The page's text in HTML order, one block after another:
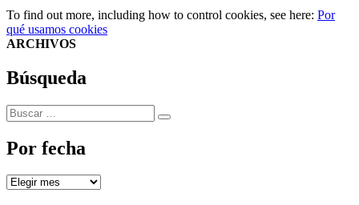
To find out more, including how to control cookies, see here: Por
qué usamos cookies
ARCHIVOS
Búsqueda
Buscar
por:
Buscar
Por fecha
Por